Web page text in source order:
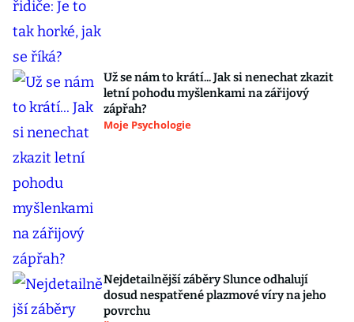
Už se nám to krátí... Jak si nenechat zkazit
letní pohodu myšlenkami na zářijový
zápřah?
Moje Psychologie
Nejdetailnější záběry Slunce odhalují
dosud nespatřené plazmové víry na jeho
povrchu